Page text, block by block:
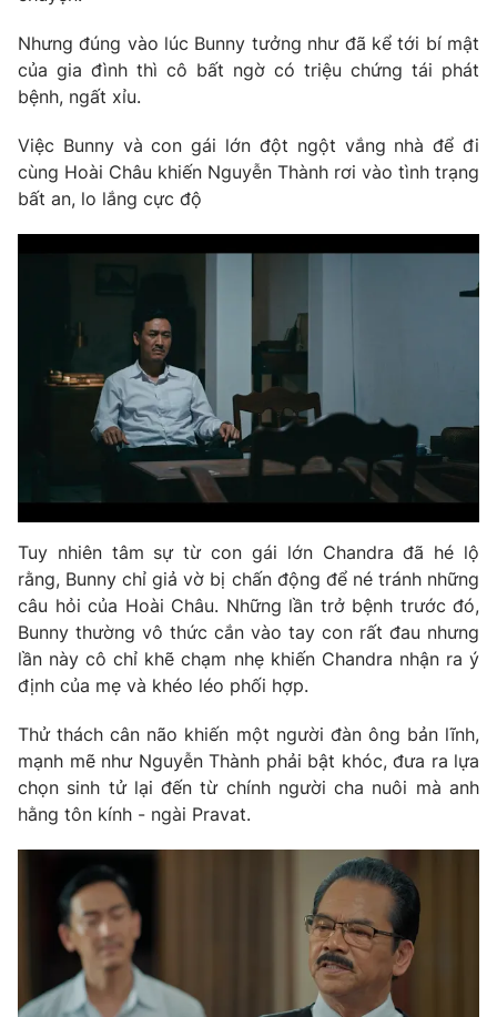
Liên hệ tòa soạn
Theo dõi báo trên
Đài Truyền hình Việt Nam
Giấy phép hoạt động báo in và báo điện tử số 483/GP-BTTTT
cấp ngày 29/12/2023
Tổng Biên tập: Vũ Thanh Thủy
Phó Tổng Biên tập:Nguyễn Thị Mỹ Hạnh, Phạm Quốc Thắng,
Nguyễn Trọng Ninh
024.38 355 931 - 024.38 355 932
Ðiện thoại Thời báo VTV:024.66 897 897
Email:toasoan@vtv.vn
Liên hệ quảng cáo:024-7300.7108
® Cấm sao chép dưới mọi hình thức nếu không có sự chấp
thuận bằng văn bản. Ghi rõ nguồn VTV.vn khi phát hành lại
thông tin từ website này.
Nhưng đúng vào lúc Bunny tưởng như đã kể tới bí mật
của gia đình thì cô bất ngờ có triệu chứng tái phát
bệnh, ngất xỉu.
Việc Bunny và con gái lớn đột ngột vắng nhà để đi
cùng Hoài Châu khiến Nguyễn Thành rơi vào tình trạng
bất an, lo lắng cực độ
Tuy nhiên tâm sự từ con gái lớn Chandra đã hé lộ
rằng, Bunny chỉ giả vờ bị chấn động để né tránh những
câu hỏi của Hoài Châu. Những lần trở bệnh trước đó,
Bunny thường vô thức cắn vào tay con rất đau nhưng
lần này cô chỉ khẽ chạm nhẹ khiến Chandra nhận ra ý
định của mẹ và khéo léo phối hợp.
Thử thách cân não khiến một người đàn ông bản lĩnh,
mạnh mẽ như Nguyễn Thành phải bật khóc, đưa ra lựa
chọn sinh tử lại đến từ chính người cha nuôi mà anh
hằng tôn kính - ngài Pravat.